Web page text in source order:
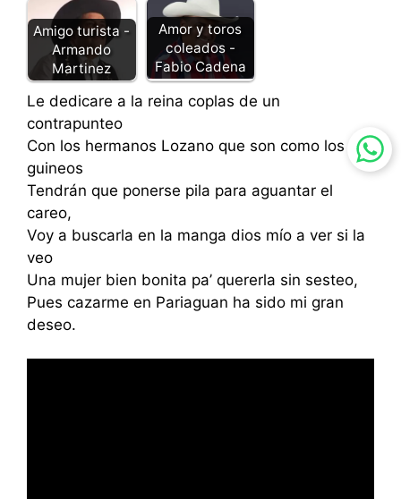
Amigo turista -
Armando
Martinez
Amor y toros
coleados -
Fabio Cadena
Le dedicare a la reina coplas de un
contrapunteo
Con los hermanos Lozano que son como los
guineos
Tendrán que ponerse pila para aguantar el
careo,
Voy a buscarla en la manga dios mío a ver si la
veo
Una mujer bien bonita pa’ quererla sin sesteo,
Pues cazarme en Pariaguan ha sido mi gran
deseo.